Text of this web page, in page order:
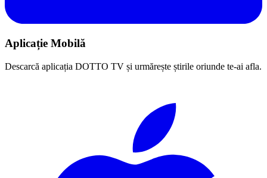
Aplicație Mobilă
Descarcă aplicația DOTTO TV și urmărește știrile oriunde te-ai afla.